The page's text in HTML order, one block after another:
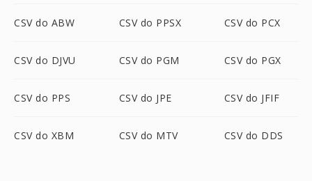
CSV do ABW CSV do PPSX CSV do PCX
CSV do DJVU CSV do PGM CSV do PGX
CSV do PPS CSV do JPE CSV do JFIF
CSV do XBM CSV do MTV CSV do DDS